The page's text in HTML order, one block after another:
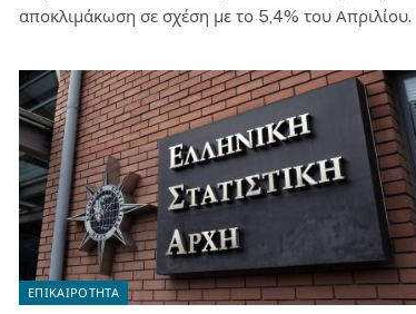
αποκλιμάκωση σε σχέση με το 5,4% του Απριλίου.
ΕΠΙΚΑΙΡΟΤΗΤΑ